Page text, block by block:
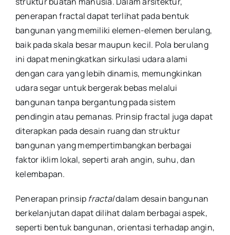
penerapan fractal dapat terlihat pada bentuk
bangunan yang memiliki elemen-elemen berulang,
baik pada skala besar maupun kecil. Pola berulang
ini dapat meningkatkan sirkulasi udara alami
dengan cara yang lebih dinamis, memungkinkan
udara segar untuk bergerak bebas melalui
bangunan tanpa bergantung pada sistem
pendingin atau pemanas. Prinsip fractal juga dapat
diterapkan pada desain ruang dan struktur
bangunan yang mempertimbangkan berbagai
faktor iklim lokal, seperti arah angin, suhu, dan
kelembapan.
Penerapan prinsip fractaldalam desain bangunan
berkelanjutan dapat dilihat dalam berbagai aspek,
seperti bentuk bangunan, orientasi terhadap angin,